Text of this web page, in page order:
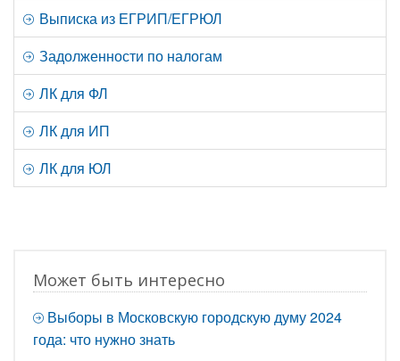
Выписка из ЕГРИП/ЕГРЮЛ
Задолженности по налогам
ЛК для ФЛ
ЛК для ИП
ЛК для ЮЛ
Может быть интересно
Выборы в Московскую городскую думу 2024
года: что нужно знать